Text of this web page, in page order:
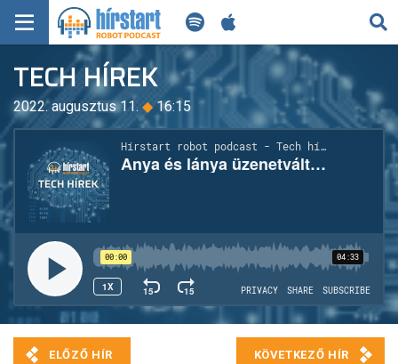
KERESÉS
KEZDŐLAP
FRISS HÍREK
TECH HÍREK
FILM-ZENE-SZÓRAKOZÁS
PLAYLIST
MI AZ A ROBOT PODCAST?
TECH HÍREK
2022. augusztus 11. ◆16:15